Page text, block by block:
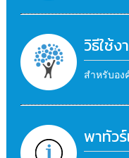
วิธีใช้ง
สำหรับอง
พาทัว